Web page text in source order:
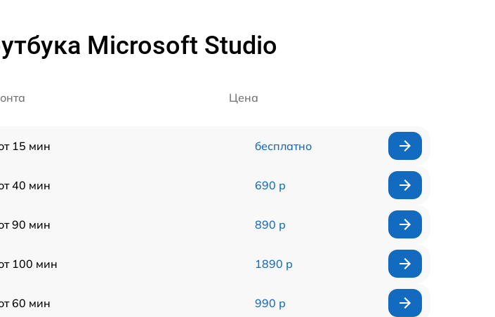
Microsoft Studio
Цена
15 мин бесплатно
40 мин 690 р
90 мин 890 р
100 мин 1890 р
60 мин 990 р